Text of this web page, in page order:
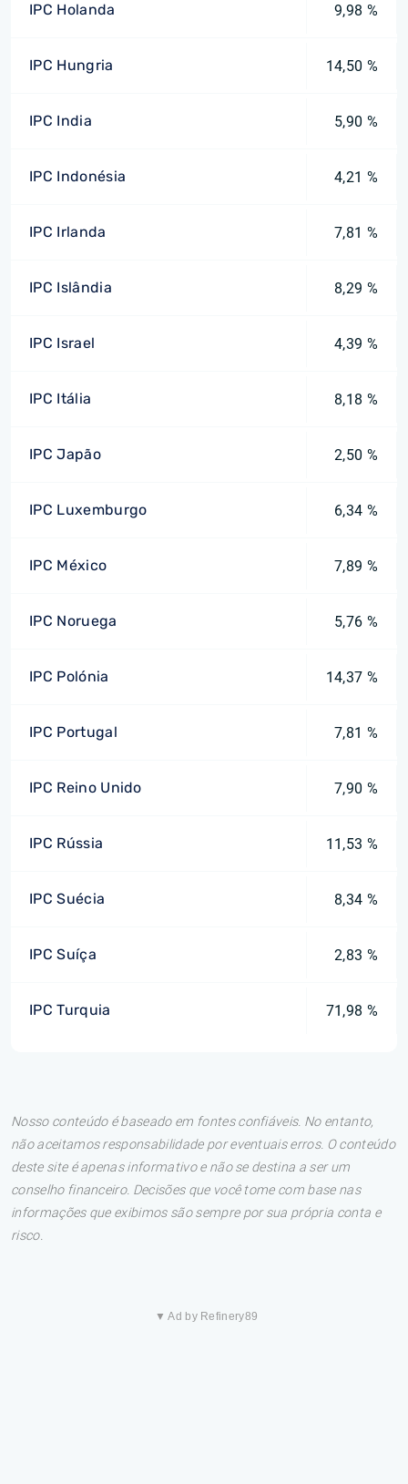
IPC Holanda 9,98 %
IPC Hungria 14,50 %
IPC India 5,90 %
IPC Indonésia 4,21 %
IPC Irlanda 7,81 %
IPC Islândia 8,29 %
IPC Israel 4,39 %
IPC Itália 8,18 %
IPC Japão 2,50 %
IPC Luxemburgo 6,34 %
IPC México 7,89 %
IPC Noruega 5,76 %
IPC Polónia 14,37 %
IPC Portugal 7,81 %
IPC Reino Unido 7,90 %
IPC Rússia 11,53 %
IPC Suécia 8,34 %
IPC Suíça 2,83 %
IPC Turquia 71,98 %
Nosso conteúdo é baseado em fontes confiáveis. No entanto,
não aceitamos responsabilidade por eventuais erros. O conteúdo
deste site é apenas informativo e não se destina a ser um
conselho financeiro. Decisões que você tome com base nas
informações que exibimos são sempre por sua própria conta e
risco.
▼ Ad by Refinery89